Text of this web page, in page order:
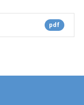
pdf